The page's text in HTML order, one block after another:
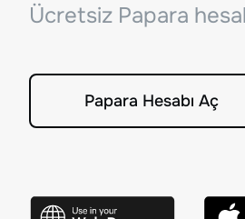
Ücretsiz Papara
Papara Hesabı Aç